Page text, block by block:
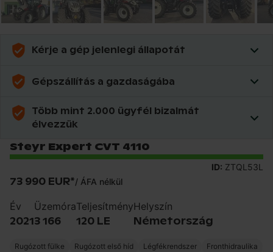
Kérje a gép jelenlegi állapotát
Gépszállítás a gazdaságába
Több mint 2.000 ügyfél bizalmát
élvezzük
Steyr Expert CVT 4110
ID: ZTQL53L
73 990 EUR*/ ÁFA nélkül
Év
2021
Üzemóra
3 166
Teljesítmény
120 LE
Helyszín
Németország
Rugózott fülke Rugózott első híd Légfékrendszer
Fronthidraulika